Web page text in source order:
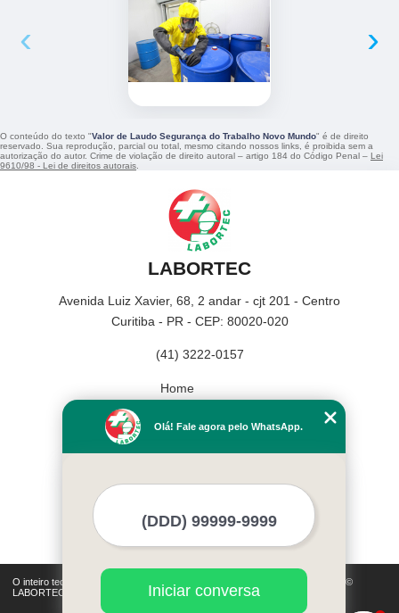
‹ ›
O conteúdo do texto "Valor de Laudo Segurança do Trabalho Novo Mundo" é de direito
reservado. Sua reprodução, parcial ou total, mesmo citando nossos links, é proibida sem a
autorização do autor. Crime de violação de direito autoral – artigo 184 do Código Penal – Lei
9610/98 - Lei de direitos autorais
LABORTEC
Avenida Luiz Xavier, 68, 2 andar - cjt 201 - Centro
Curitiba - PR - CEP: 80020-020
(41) 3222-0157
Home
Missão
Serviços
Mais Serviços
O inteiro teor deste site está sujeito à proteção de direitos autorais. Copyright©
LABORTEC (Lei 9610 de 19/02/1998)
Olá! Fale agora pelo WhatsApp.
Iniciar conversa